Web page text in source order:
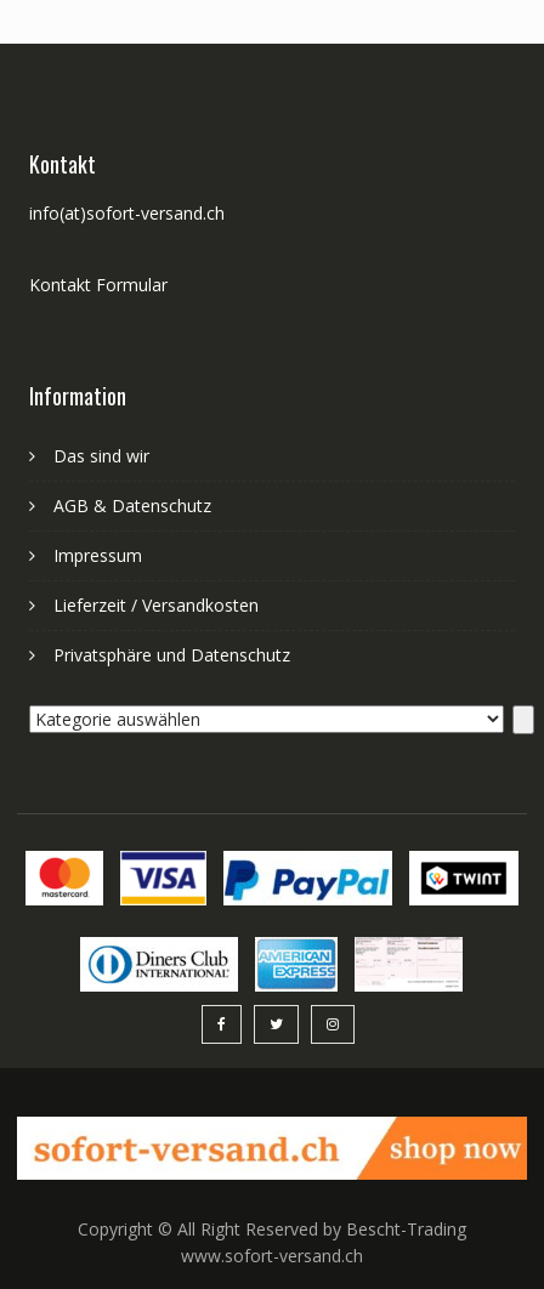
Kontakt
info(at)sofort-versand.ch
Kontakt Formular
Information
Das sind wir
AGB & Datenschutz
Impressum
Lieferzeit / Versandkosten
Privatsphäre und Datenschutz
Kategorie
Copyright © All Right Reserved by Bescht-Trading
www.sofort-versand.ch